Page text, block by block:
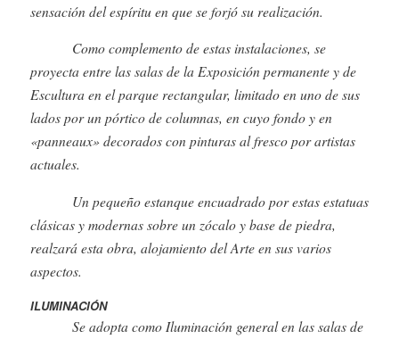
sensación del espíritu en que se forjó su realización.
Como complemento de estas instalaciones, se
proyecta entre las salas de la Exposición permanente y de
Escultura en el parque rectangular, limitado en uno de sus
lados por un pórtico de columnas, en cuyo fondo y en
«panneaux» decorados con pinturas al fresco por artistas
actuales.
Un pequeño estanque encuadrado por estas estatuas
clásicas y modernas sobre un zócalo y base de piedra,
realzará esta obra, alojamiento del Arte en sus varios
aspectos.
ILUMINACIÓN
Se adopta como Iluminación general en las salas de